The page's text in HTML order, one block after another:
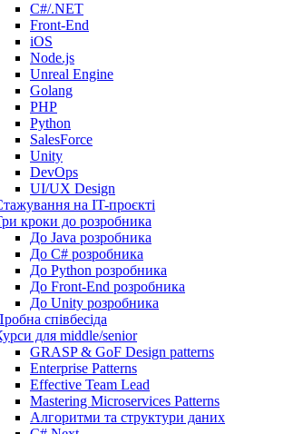
C#/.NET
Front-End
iOS
Node.js
Unreal Engine
Golang
PHP
Python
SalesForce
Unity
DevOps
UI/UX Design
на IT-проєкті
кроки до розробника
До Java розробника
До C# розробника
До Python розробника
До Front-End розробника
До Unity розробника
співбесіда
для middle/senior
GRASP & GoF Design patterns
Enterprise Patterns
Effective Team Lead
Mastering Microservices Patterns
Алгоритми та структури даних